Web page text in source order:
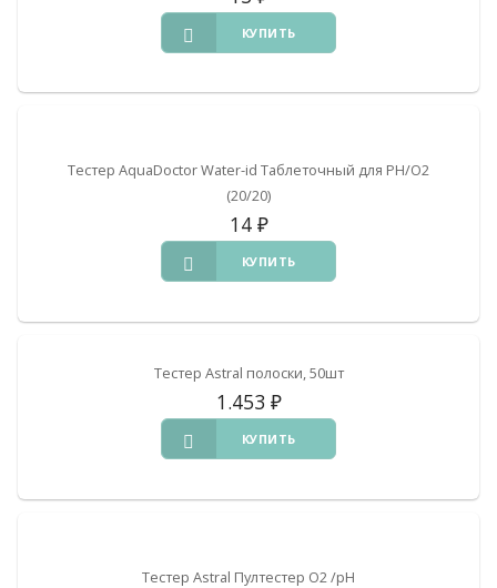
КУПИТЬ
Тестер AquaDoctor Water-id Таблеточный для PH/O2
(20/20)
14 ₽
КУПИТЬ
Тестер Astral полоски, 50шт
1.453 ₽
КУПИТЬ
Тестер Astral Пултестер O2 /pH